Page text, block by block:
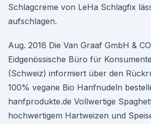
Schlagcreme von LeHa Schlagfix
aufschlagen.
Aug. 2016 Die Van Graaf GmbH &
Eidgenössische Büro für
(Schweiz) informiert über den
100% vegane Bio Hanfnudeln
hanfprodukte.de Vollwertige
hochwertigem Hartweizen und